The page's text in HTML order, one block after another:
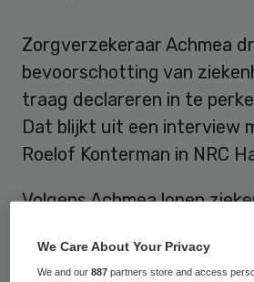
Zorgverzekeraar Achmea
bevoorschotting van
traag declareren in te
Dat blijkt uit een interview
Roelof Konterman in NRC
Volgens Achmea lopen
geleverde zorg, zo meldt
We Care About Your Privacy
We and our887 partners store and access